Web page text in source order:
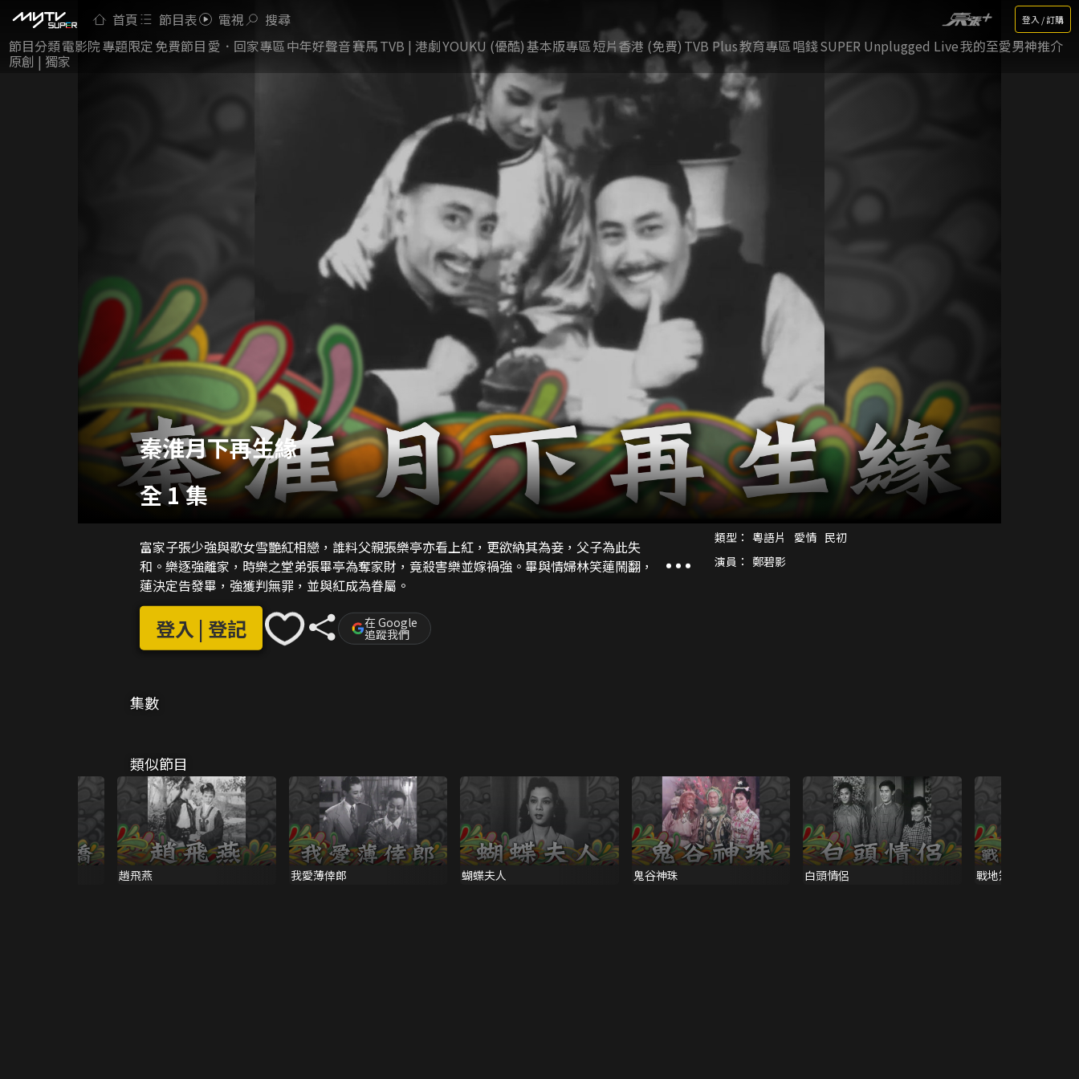
首頁 節目表 電視 搜尋 登入 / 訂購
節目分類電影院專題限定 免費節目 愛．回家專區中年好聲音賽馬TVB | 港劇YOUKU (優酷)基本版專區短片香港 (免費) TVB Plus教育專區唱錢SUPER Unplugged Live我的至愛男神推介
原創 | 獨家
秦淮月下再生緣
全 1 集
富家子張少強與歌女雪艷紅相戀，誰料父親張樂亭亦看上紅，更欲納其為妾，父子為此失
和。樂逐強離家，時樂之堂弟張畢亭為奪家財，竟殺害樂並嫁禍強。畢與情婦林笑蓮鬧翻，
蓮決定告發畢，強獲判無罪，並與紅成為眷屬。
登入 | 登記 在 Google
追蹤我們
類型： 粵語片 愛情 民初
演員： 鄭碧影
集數
類似節目
趙飛燕 我愛薄倖郎 蝴蝶夫人 鬼谷神珠 白頭情侶 戰地笳聲海棠紅